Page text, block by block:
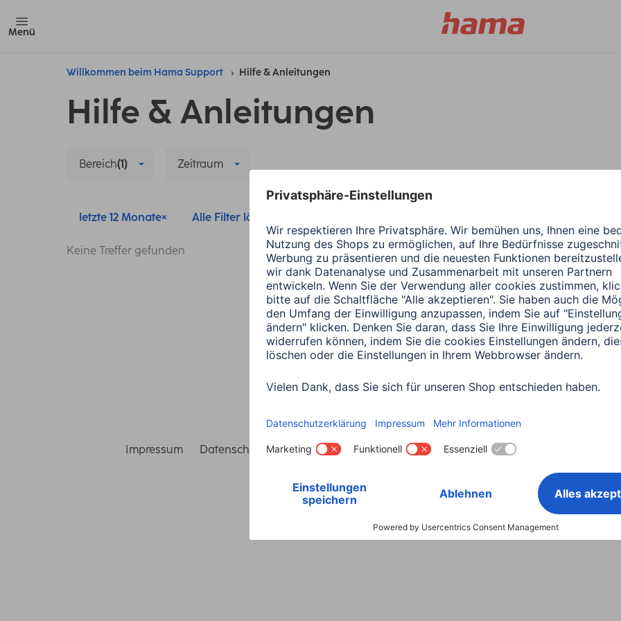
Menü
Willkommen beim Hama Support Hilfe & Anleitungen
Hilfe & Anleitungen
Bereich(1) Zeitraum
letzte 12 Monate Alle Filter löschen
Keine Treffer gefunden
Land wählen
Impressum Datenschutz Garantiebestimmungen Konformitätserklärungen